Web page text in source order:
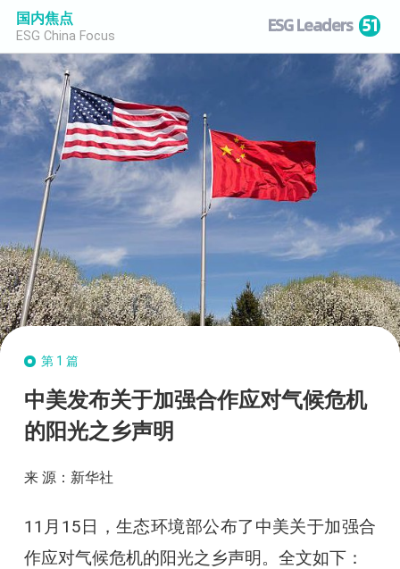
国内焦点
ESG China Focus ESG Leaders 51
第1篇
中美发布关于加强合作应对气候危机
的阳光之乡声明
来 源：新华社
11月15日，生态环境部公布了中美关于加强合
作应对气候危机的阳光之乡声明。全文如下：